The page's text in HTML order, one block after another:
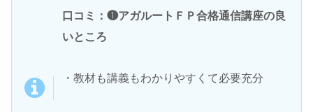
口コミ：❶アガルートＦＰ合格通信講座の良
いところ
・教材も講義もわかりやすくて必要充分